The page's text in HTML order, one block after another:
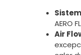
AERO
Air